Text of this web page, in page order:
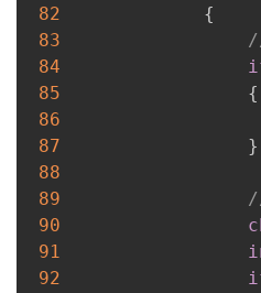
82
{
83
84
85
{
86
87
}
88
89
90
91
92